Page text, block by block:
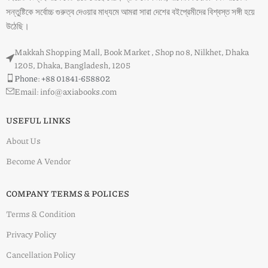
সন্তুষ্টিকে সর্বোচ্চ গুরুত্ব দেওয়ার মাধ্যমে আমরা সারা দেশের বইপ্রেমীদের বিশ্বস্ত সঙ্গী হয়ে
উঠেছি।
Makkah Shopping Mall, Book Market , Shop no 8, Nilkhet, Dhaka
1205, Dhaka, Bangladesh, 1205
Phone: +88 01841-658802
Email: info@axiabooks.com
USEFUL LINKS
About Us
Become A Vendor
COMPANY TERMS & POLICES
Terms & Condition
Privacy Policy
Cancellation Policy